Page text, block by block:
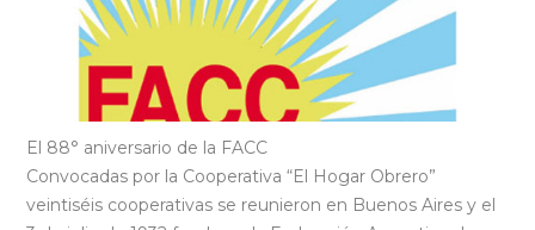
El 88° aniversario de la FACC
Convocadas por la Cooperativa “El Hogar Obrero”
veintiséis cooperativas se reunieron en Buenos Aires y el